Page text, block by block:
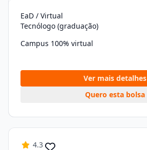
EaD / Virtual
Tecnólogo (graduação)
Campus 100% virtual
Ver mais detalhes
Quero esta bolsa
4.3